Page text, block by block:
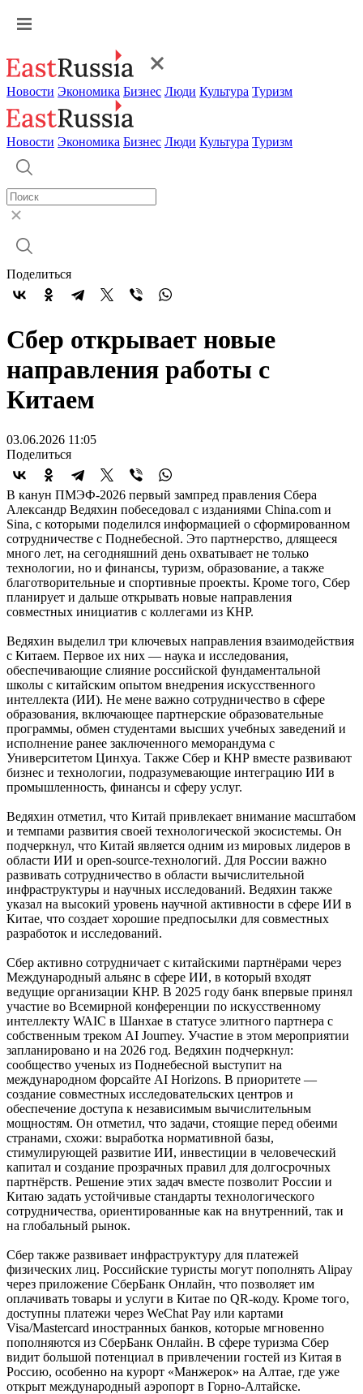
Новости Экономика Бизнес Люди Культура Туризм
Новости Экономика Бизнес Люди Культура Туризм
Поделиться
Сбер открывает новые
направления работы с
Китаем
03.06.2026 11:05
Поделиться
В канун ПМЭФ-2026 первый зампред правления Сбера
Александр Ведяхин побеседовал с изданиями China.com и
Sina, с которыми поделился информацией о сформированном
сотрудничестве с Поднебесной. Это партнерство, длящееся
много лет, на сегодняшний день охватывает не только
технологии, но и финансы, туризм, образование, а также
благотворительные и спортивные проекты. Кроме того, Сбер
планирует и дальше открывать новые направления
совместных инициатив с коллегами из КНР.
Ведяхин выделил три ключевых направления взаимодействия
с Китаем. Первое их них — наука и исследования,
обеспечивающие слияние российской фундаментальной
школы с китайским опытом внедрения искусственного
интеллекта (ИИ). Не мене важно сотрудничество в сфере
образования, включающее партнерские образовательные
программы, обмен студентами высших учебных заведений и
исполнение ранее заключенного меморандума с
Университетом Цинхуа. Также Сбер и КНР вместе развивают
бизнес и технологии, подразумевающие интеграцию ИИ в
промышленность, финансы и сферу услуг.
Ведяхин отметил, что Китай привлекает внимание масштабом
и темпами развития своей технологической экосистемы. Он
подчеркнул, что Китай является одним из мировых лидеров в
области ИИ и open-source-технологий. Для России важно
развивать сотрудничество в области вычислительной
инфраструктуры и научных исследований. Ведяхин также
указал на высокий уровень научной активности в сфере ИИ в
Китае, что создает хорошие предпосылки для совместных
разработок и исследований.
Сбер активно сотрудничает с китайскими партнёрами через
Международный альянс в сфере ИИ, в который входят
ведущие организации КНР. В 2025 году банк впервые принял
участие во Всемирной конференции по искусственному
интеллекту WAIC в Шанхае в статусе элитного партнера с
собственным треком AI Journey. Участие в этом мероприятии
запланировано и на 2026 год. Ведяхин подчеркнул:
сообщество ученых из Поднебесной выступит на
международном форсайте AI Horizons. В приоритете —
создание совместных исследовательских центров и
обеспечение доступа к независимым вычислительным
мощностям. Он отметил, что задачи, стоящие перед обеими
странами, схожи: выработка нормативной базы,
стимулирующей развитие ИИ, инвестиции в человеческий
капитал и создание прозрачных правил для долгосрочных
партнёрств. Решение этих задач вместе позволит России и
Китаю задать устойчивые стандарты технологического
сотрудничества, ориентированные как на внутренний, так и
на глобальный рынок.
Сбер также развивает инфраструктуру для платежей
физических лиц. Российские туристы могут пополнять Alipay
через приложение СберБанк Онлайн, что позволяет им
оплачивать товары и услуги в Китае по QR-коду. Кроме того,
доступны платежи через WeChat Pay или картами
Visa/Mastercard иностранных банков, которые мгновенно
пополняются из СберБанк Онлайн. В сфере туризма Сбер
видит большой потенциал в привлечении гостей из Китая в
Россию, особенно на курорт «Манжерок» на Алтае, где уже
открыт международный аэропорт в Горно-Алтайске.